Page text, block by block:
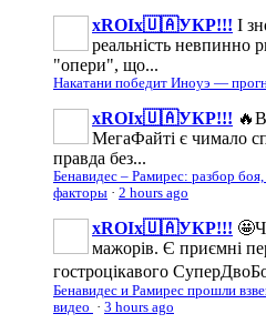
xROIx🇺🇦УКР!!! І
реальність невпинно
"опери", що...
Накатани победит Иноуэ —
xROIx🇺🇦УКР!!!
МегаФайті є чимало
правда без...
Бенавидес – Рамирес: разбор
факторы · 2 hours ago
xROIx🇺🇦УКР!!!
мажорів. Є приємні
гостроцікавого
Бенавидес и Рамирес прошли
видео · 3 hours ago